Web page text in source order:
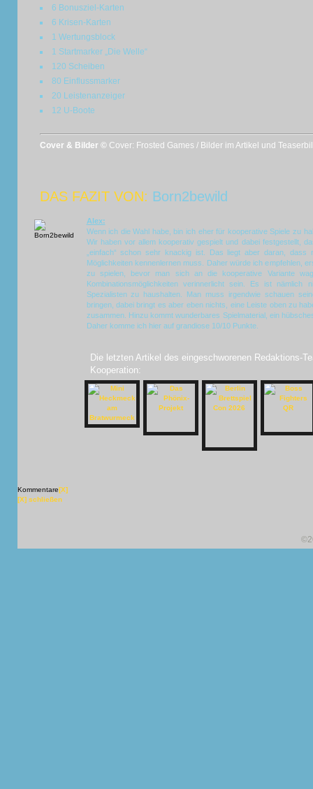
6 Bonusziel-Karten
6 Krisen-Karten
1 Wertungsblock
1 Startmarker „Die Welle“
120 Scheiben
80 Einflussmarker
20 Leistenanzeiger
12 U-Boote
Cover & Bilder © Cover: Frosted Games / Bilder im Artikel und
DAS FAZIT VON: Born2bewild
Alex:
Wenn ich die Wahl habe, bin ich eher für kooperative Spiele zu
Wir haben vor allem kooperativ gespielt und dabei festgestellt,
„einfach“ schon sehr knackig ist. Das liegt aber daran, dass
Möglichkeiten kennenlernen muss. Daher würde ich empfehlen,
zu spielen, bevor man sich an die kooperative Variante
Kombinationsmöglichkeiten verinnerlicht sein. Es ist
Spezialisten zu haushalten. Man muss irgendwie schauen
bringen, dabei bringt es aber eben nichts, eine Leiste oben zu
zusammen. Hinzu kommt wunderbares Spielmaterial, ein
Daher komme ich hier auf grandiose 10/10 Punkte.
Die letzten Artikel des eingeschworenen Redaktions-
Kooperation:
Kommentare[X]
[X] schließen